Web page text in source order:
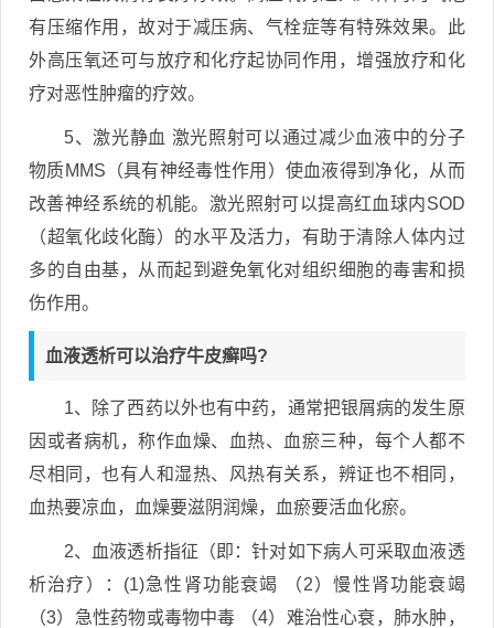
有压缩作用，故对于减压病、气栓症等有特殊效果。此
外高压氧还可与放疗和化疗起协同作用，增强放疗和化
疗对恶性肿瘤的疗效。
5、激光静血 激光照射可以通过减少血液中的分子
物质MMS（具有神经毒性作用）使血液得到净化，从而
改善神经系统的机能。激光照射可以提高红血球内SOD
（超氧化歧化酶）的水平及活力，有助于清除人体内过
多的自由基，从而起到避免氧化对组织细胞的毒害和损
伤作用。
血液透析可以治疗牛皮癣吗?
1、除了西药以外也有中药，通常把银屑病的发生原
因或者病机，称作血燥、血热、血瘀三种，每个人都不
尽相同，也有人和湿热、风热有关系，辨证也不相同，
血热要凉血，血燥要滋阴润燥，血瘀要活血化瘀。
2、血液透析指征（即：针对如下病人可采取血液透
析治疗）：(1)急性肾功能衰竭 （2）慢性肾功能衰竭
（3）急性药物或毒物中毒 （4）难治性心衰，肺水肿，